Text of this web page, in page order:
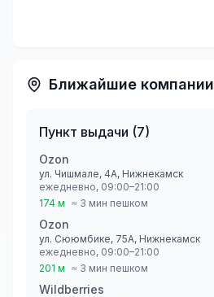
Ближайшие компании
Пункт выдачи (7)
Ozon
ул. Чишмале, 4А, Нижнекамск
ежедневно, 09:00–21:00
174 м ≈ 3 мин пешком
Ozon
ул. Сююмбике, 75А, Нижнекамск
ежедневно, 09:00–21:00
201 м ≈ 3 мин пешком
Wildberries